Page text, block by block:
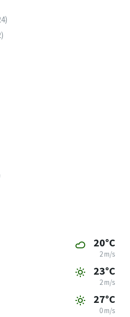
20°C
2 m/s
23°C
2 m/s
27°C
0 m/s